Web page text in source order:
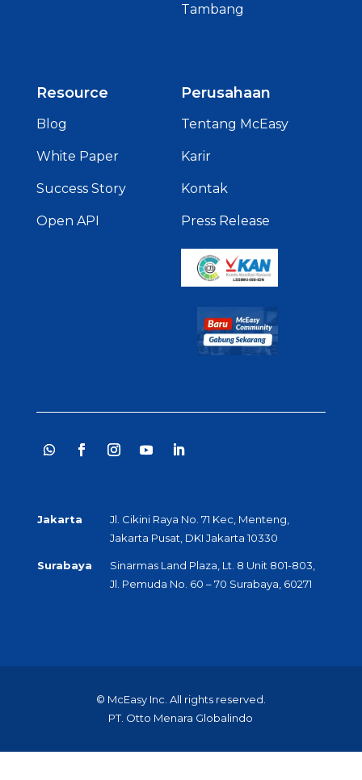
Tambang
Resource
Blog
White Paper
Success Story
Open API
Perusahaan
Tentang McEasy
Karir
Kontak
Press Release
Jakarta
Jl. Cikini Raya No. 71 Kec, Menteng,
Jakarta Pusat, DKI Jakarta 10330
Surabaya
Sinarmas Land Plaza, Lt. 8 Unit 801-803,
Jl. Pemuda No. 60 – 70 Surabaya, 60271
© McEasy Inc. All rights reserved.
PT. Otto Menara Globalindo